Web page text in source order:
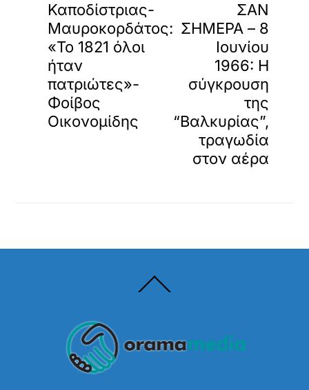
Καποδίστριας-
Μαυροκορδάτος:
«Το 1821 όλοι
ήταν
πατριώτες»-
Φοίβος
Οικονομίδης
ΣΑΝ
ΣΗΜΕΡΑ – 8
Ιουνίου
1966: Η
σύγκρουση
της
“Βαλκυρίας”,
τραγωδία
στον αέρα
To